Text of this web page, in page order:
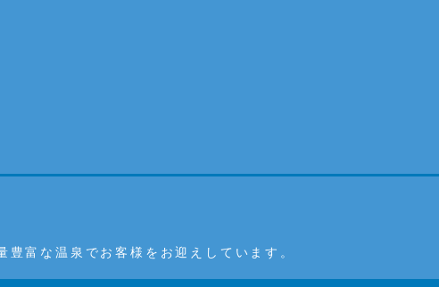
富な温泉でお客様をお迎えしています。